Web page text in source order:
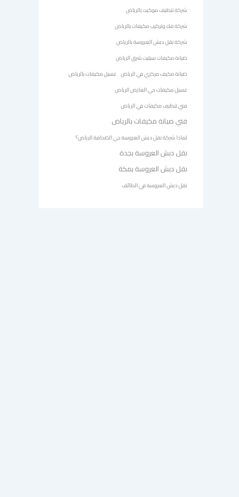
شركة تنظيف موكيت بالرياض
شركة فك وتركيب مكيفات بالرياض
شركة نقل دبش العروسة بالرياض
صيانة مكيفات سبليت شرق الرياض
صيانة مكيف مركزي في الرياض غسيل مكيفات بالرياض
غسيل مكيفات حي العارض الرياض
فني تنظيف مكيفات في الرياض
فني صيانة مكيفات بالرياض
لماذا شركة نقل دبش العروسة حي الصحافة الرياض؟
نقل دبش العروسة بجدة
نقل دبش العروسة بمكة
نقل دبش العروسة في الطائف